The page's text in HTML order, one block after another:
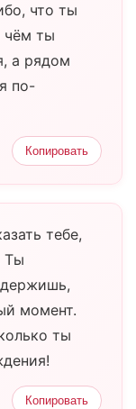
что ты
чём ты
а рядом
по-
Копировать
тебе,
Ты
момент.
ты
Копировать